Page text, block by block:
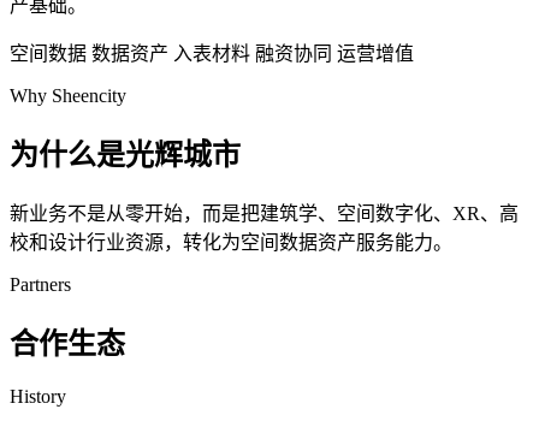
产基础。
空间数据 数据资产 入表材料 融资协同 运营增值
Why Sheencity
为什么是光辉城市
新业务不是从零开始，而是把建筑学、空间数字化、XR、高
校和设计行业资源，转化为空间数据资产服务能力。
Partners
合作生态
History